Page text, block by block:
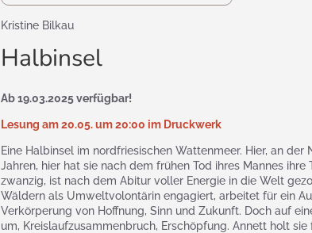
Kristine Bilkau
Halbinsel
Ab 19.03.2025 verfügbar!
Lesung am 20.05. um 20:00 im Druckwerk
Eine Halbinsel im nordfriesischen Wattenmeer. Hier, an
Jahren, hier hat sie nach dem frühen Tod ihres Mannes
zwanzig, ist nach dem Abitur voller Energie in die Welt
Wäldern als Umweltvolontärin engagiert, arbeitet für ein
Verkörperung von Hoffnung, Sinn und Zukunft. Doch auf
um, Kreislaufzusammenbruch, Erschöpfung. Annett holt